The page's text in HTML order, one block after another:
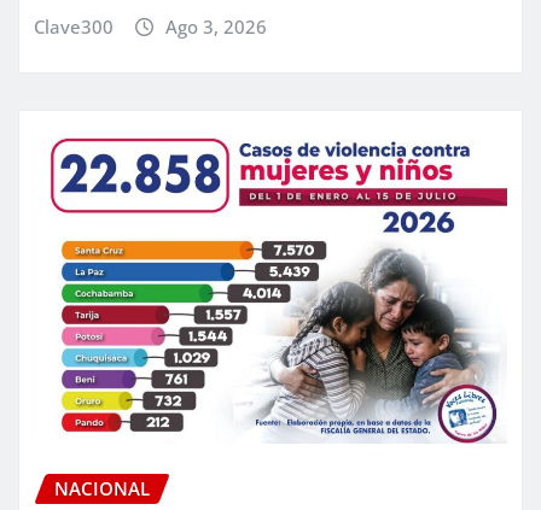
Clave300 Ago 3, 2026
NACIONAL